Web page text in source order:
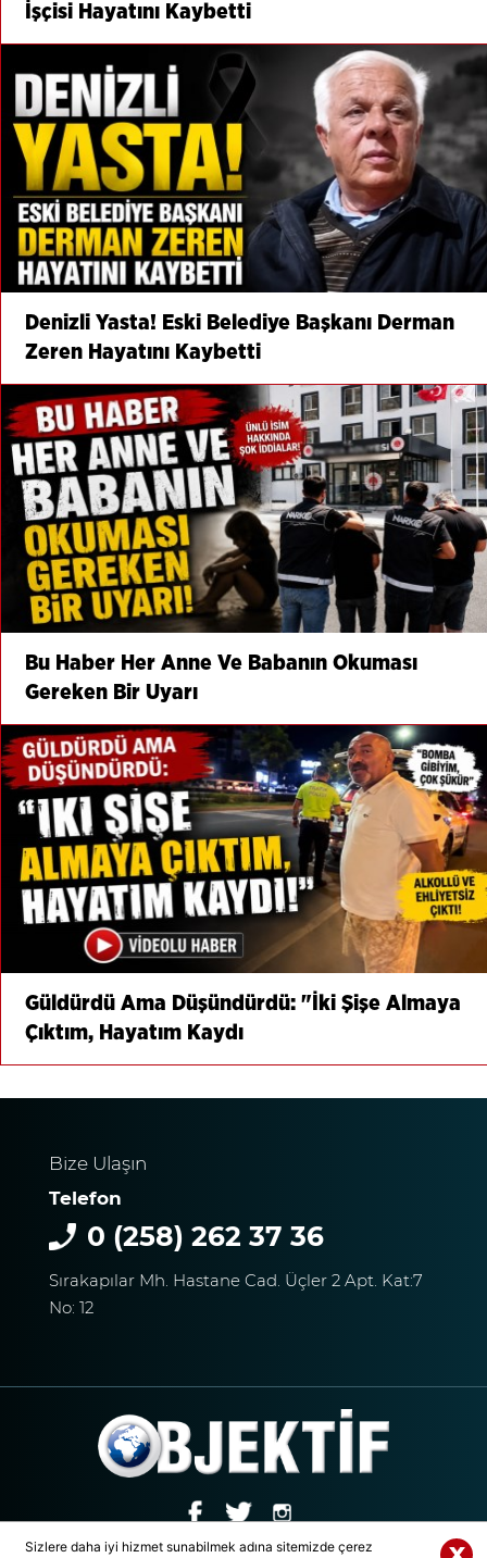
Sizlere daha iyi hizmet sunabilmek adına sitemizde çerez
İşçisi Hayatını Kaybetti
Denizli Yasta! Eski Belediye Başkanı Derman
Zeren Hayatını Kaybetti
Bu Haber Her Anne Ve Babanın Okuması
Gereken Bir Uyarı
Güldürdü Ama Düşündürdü: "İki Şişe Almaya
Çıktım, Hayatım Kaydı
Bize Ulaşın
Telefon
0 (258) 262 37 36
Sırakapılar Mh. Hastane Cad. Üçler 2 Apt. Kat:7
No: 12